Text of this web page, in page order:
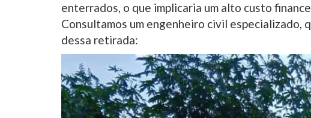
enterrados, o que implicaria um alto custo
Consultamos um engenheiro civil especializado,
dessa retirada: